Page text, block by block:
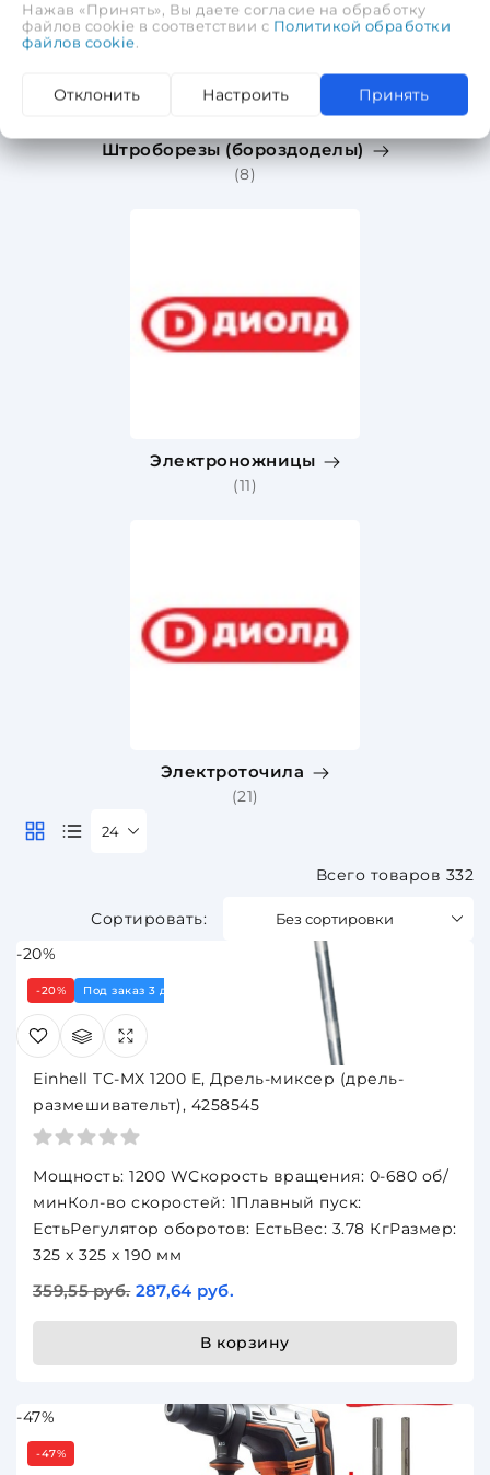
Штроборезы (бороздоделы)
(8)
Электроножницы
(11)
Электроточила
(21)
Без сортировки
Всего товаров 332
24
-20%
-20% Под заказ 3 дня
Einhell TC-MX 1200 E, Дрель-миксер (дрель-
размешивательт), 4258545
Мощность: 1200 WСкорость вращения: 0-680 об/
минКол-во скоростей: 1Плавный пуск:
ЕстьРегулятор оборотов: ЕстьВес: 3.78 КгРазмер:
325 x 325 x 190 мм
359,55 руб. 287,64 руб.
В корзину
-47%
-47%
Нажав «Принять», Вы даете согласие на обработку
файлов cookie в соответствии с Политикой обработки
файлов cookie.
Отклонить Настроить Принять